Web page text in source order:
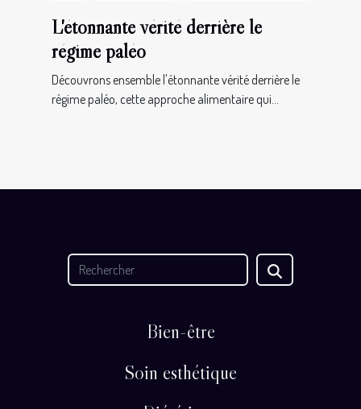
L'étonnante vérité derrière le
régime paléo
Découvrons ensemble l'étonnante vérité derrière le
régime paléo, cette approche alimentaire qui...
Bien-être
Soin esthétique